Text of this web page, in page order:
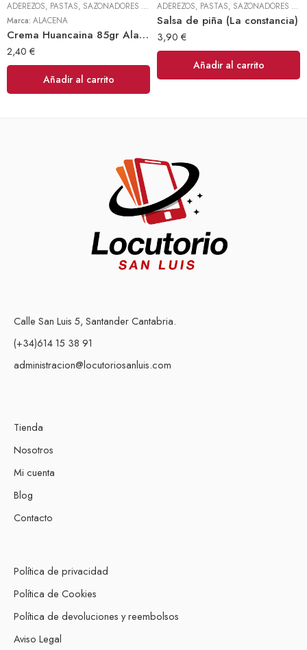
ADEREZOS, PASTAS, SAZONADORES Y CONDIMENTOS ,TODOS
Marca: ALACENA
Crema Huancaina 85gr Alacena
2,40 €
Añadir al carrito
ADEREZOS, PASTAS, SAZONADORES Y CONDIMENTOS
Salsa de piña (La constancia)
3,90 €
Añadir al carrito
Calle San Luis 5, Santander Cantabria.
(+34)614 15 38 91
administracion@locutoriosanluis.com
Tienda
Nosotros
Mi cuenta
Blog
Contacto
Política de privacidad
Política de Cookies
Política de devoluciones y reembolsos
Aviso Legal